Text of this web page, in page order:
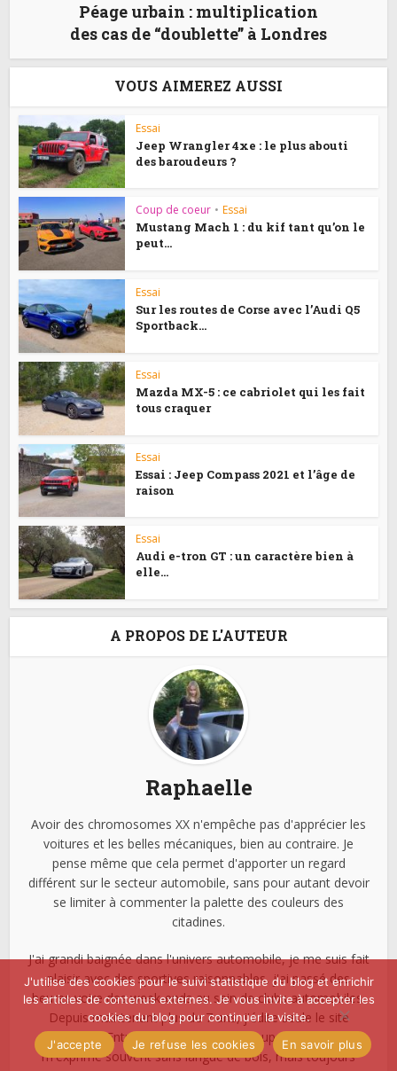
Péage urbain : multiplication
des cas de “doublette” à Londres
VOUS AIMEREZ AUSSI
Essai
Jeep Wrangler 4xe : le plus abouti
des baroudeurs ?
Coup de coeur • Essai
Mustang Mach 1 : du kif tant qu’on le
peut...
Essai
Sur les routes de Corse avec l’Audi Q5
Sportback...
Essai
Mazda MX-5 : ce cabriolet qui les fait
tous craquer
Essai
Essai : Jeep Compass 2021 et l’âge de
raison
Essai
Audi e-tron GT : un caractère bien à
elle…
A PROPOS DE L'AUTEUR
Raphaelle
Avoir des chromosomes XX n'empêche pas d'apprécier les
voitures et les belles mécaniques, bien au contraire. Je
pense même que cela permet d'apporter un regard
différent sur le secteur automobile, sans pour autant devoir
se limiter à commenter la palette des couleurs des
citadines.
J'ai grandi baignée dans l'univers automobile, je me suis fait
plaisir avec des sportives raisonnables, j'ai passé des
heures voire des week-ends au sein de clubs automobiles.
Depuis maintenant plus de 7 ans, j'édite seule le site
Miss280ch. Entre coups de coeur et coups de gueule, je
m'exprime souvent sans langue de bois, mais toujours
J'utilise des cookies pour le suivi statistique du blog et enrichir
les articles de contenus externes. Je vous invite à accepter les
cookies du blog pour continuer la visite.
J'accepte
Je refuse les cookies En savoir plus